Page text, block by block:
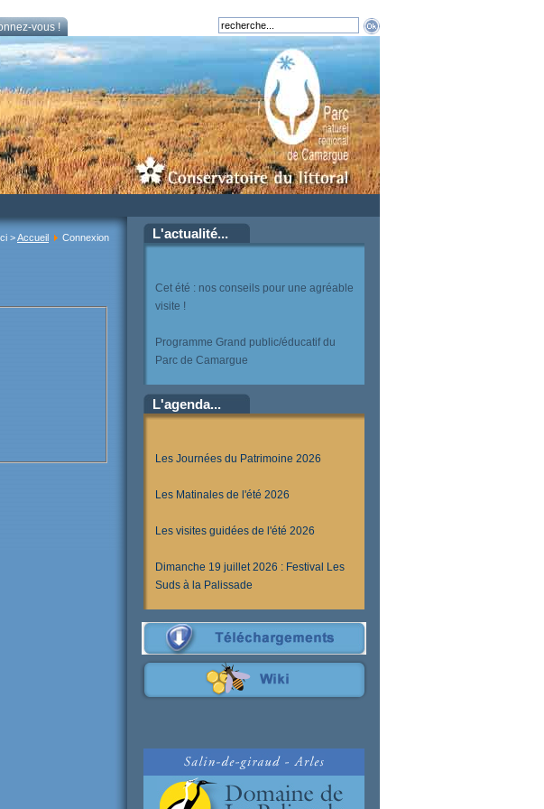
vous !
>Accueil Connexion L'actualité...
Cet été : nos conseils pour une agréable
visite !
Programme Grand public/éducatif du
Parc de Camargue
L'agenda...
Les Journées du Patrimoine 2026
Les Matinales de l'été 2026
Les visites guidées de l'été 2026
Dimanche 19 juillet 2026 : Festival Les
Suds à la Palissade